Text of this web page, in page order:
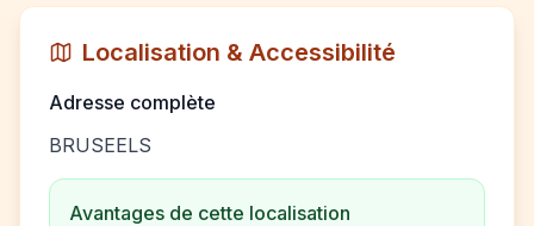
Localisation & Accessibilité
Adresse complète
BRUSEELS
Avantages de cette localisation